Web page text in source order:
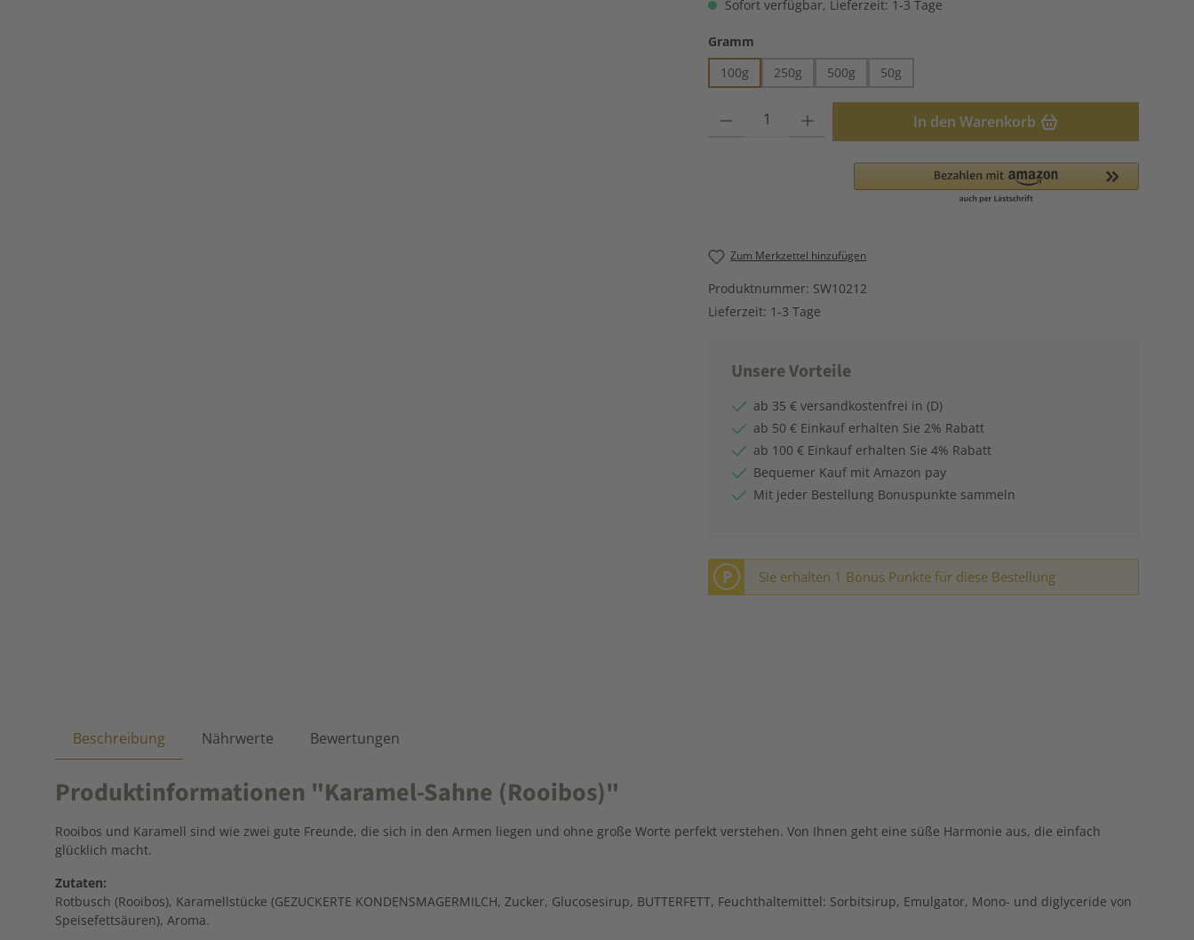
Sofort verfügbar, Lieferzeit: 1-3 Tage
Gramm
100g
250g 500g 50g
Produkt Anzahl: Gib den gewünschten Wert ein oder benutze die Schaltflächen
In den Warenkorb
Zum Merkzettel hinzufügen
Produktnummer: SW10212
Lieferzeit: 1-3 Tage
Unsere Vorteile
ab 35 € versandkostenfrei in (D)
ab 50 € Einkauf erhalten Sie 2% Rabatt
ab 100 € Einkauf erhalten Sie 4% Rabatt
Bequemer Kauf mit Amazon pay
Mit jeder Bestellung Bonuspunkte sammeln
P Sie erhalten 1 Bonus Punkte für diese Bestellung
Beschreibung Nährwerte Bewertungen
Produktinformationen "Karamel-Sahne (Rooibos)"
Rooibos und Karamell sind wie zwei gute Freunde, die sich in den Armen liegen und ohne große Worte perfekt verstehen. Von Ihnen geht eine süße Harmonie aus, die einfach
glücklich macht.
Zutaten:
Rotbusch (Rooibos), Karamellstücke (GEZUCKERTE KONDENSMAGERMILCH, Zucker, Glucosesirup, BUTTERFETT, Feuchthaltemittel: Sorbitsirup, Emulgator, Mono- und diglyceride von
Speisefettsäuren), Aroma.